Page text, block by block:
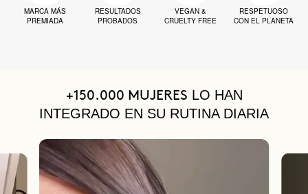
MARCA MÁS
PREMIADA
RESULTADOS
PROBADOS
VEGAN &
CRUELTY FREE
RESPETUOSO
CON EL PLANETA
+150.000 MUJERES LO HAN
INTEGRADO EN SU RUTINA DIARIA